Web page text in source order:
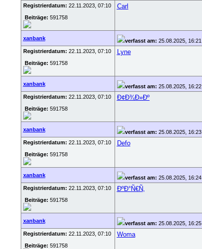
Registrierdatum: 22.11.2023, 07:10
Beiträge: 591758
Carl
xanbank verfasst am: 25.08.2025, 16:21
Registrierdatum: 22.11.2023, 07:10
Beiträge: 591758
Lyne
xanbank verfasst am: 25.08.2025, 16:22
Registrierdatum: 22.11.2023, 07:10
Beiträge: 591758
Ð¢Ð¾Ð»Ðº
xanbank verfasst am: 25.08.2025, 16:23
Registrierdatum: 22.11.2023, 07:10
Beiträge: 591758
Defo
xanbank verfasst am: 25.08.2025, 16:24
Registrierdatum: 22.11.2023, 07:10
Beiträge: 591758
ÐºÐ°Ñ€Ñ‚
xanbank verfasst am: 25.08.2025, 16:25
Registrierdatum: 22.11.2023, 07:10
Beiträge: 591758
Woma